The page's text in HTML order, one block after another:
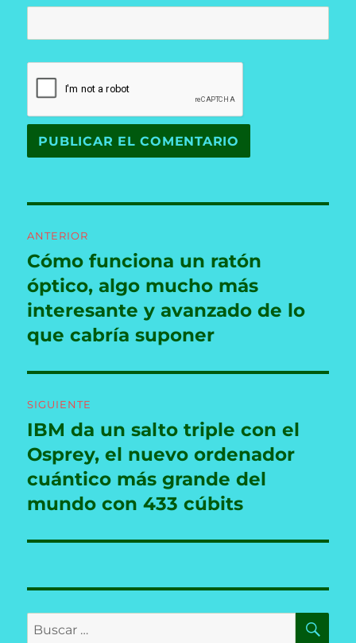
de
entradas
ANTERIOR
Entrada
anterior:
Cómo funciona un ratón
óptico, algo mucho más
interesante y avanzado de lo
que cabría suponer
SIGUIENTE
Entrada
siguiente:
IBM da un salto triple con el
Osprey, el nuevo ordenador
cuántico más grande del
mundo con 433 cúbits
Buscar